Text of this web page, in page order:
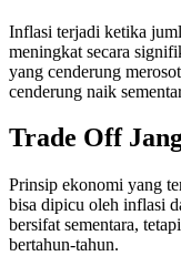
Inflasi terjadi ketika
meningkat secara
yang cenderung
cenderung naik
Trade Off
Prinsip ekonomi yang
bisa dipicu oleh inflasi
bersifat sementara,
bertahun-tahun.